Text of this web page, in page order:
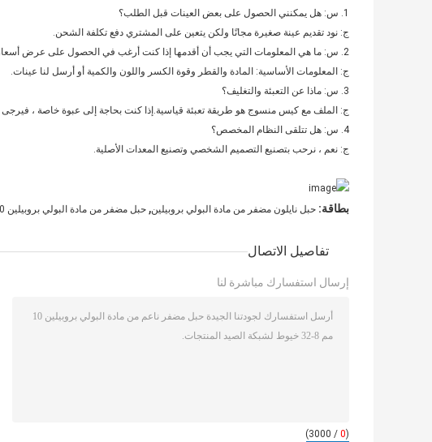
1. س: هل يمكنني الحصول على بعض العينات قبل الطلب؟
ج: نود تقديم عينة صغيرة مجانًا ولكن يتعين على المشتري دفع تكلفة الشحن.
2. س: ما هي المعلومات التي يجب أن أقدمها إذا كنت أرغب في الحصول على عرض أسعار تفصيلي؟
ج: المعلومات الأساسية: المادة والقطر وقوة الكسر واللون والكمية أو أرسل لنا عينات.
3. س: ماذا عن التعبئة والتغليف؟
ج: الملف مع كيس منسوج هو طريقة تعبئة قياسية.إذا كنت بحاجة إلى عبوة خاصة ، فيرجى
4. س: هل تتلقى النظام المخصص؟
ج: نعم ، نرحب بتصنيع التصميم الشخصي وتصنيع المعدات الأصلية.
بطاقة: حبل نايلون مضفر من مادة البولي بروبيلين, حبل مضفر من مادة البولي بروبيلين 20 مم
تفاصيل الاتصال
إرسال استفسارك مباشرة لنا
(
0
/ 3000)